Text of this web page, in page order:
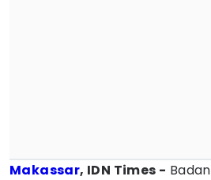
Makassar, IDN Times - Badan